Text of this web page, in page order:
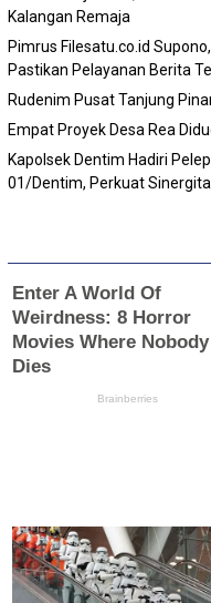
Kalangan Remaja
Pimrus Filesatu.co.id
Pastikan Pelayanan Berita
Rudenim Pusat Tanjung
Empat Proyek Desa Rea
Kapolsek Dentim Hadiri
01/Dentim, Perkuat